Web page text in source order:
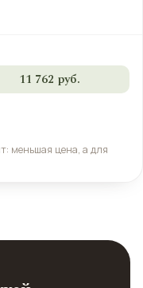
11 762 руб.
меньшая цена, а для